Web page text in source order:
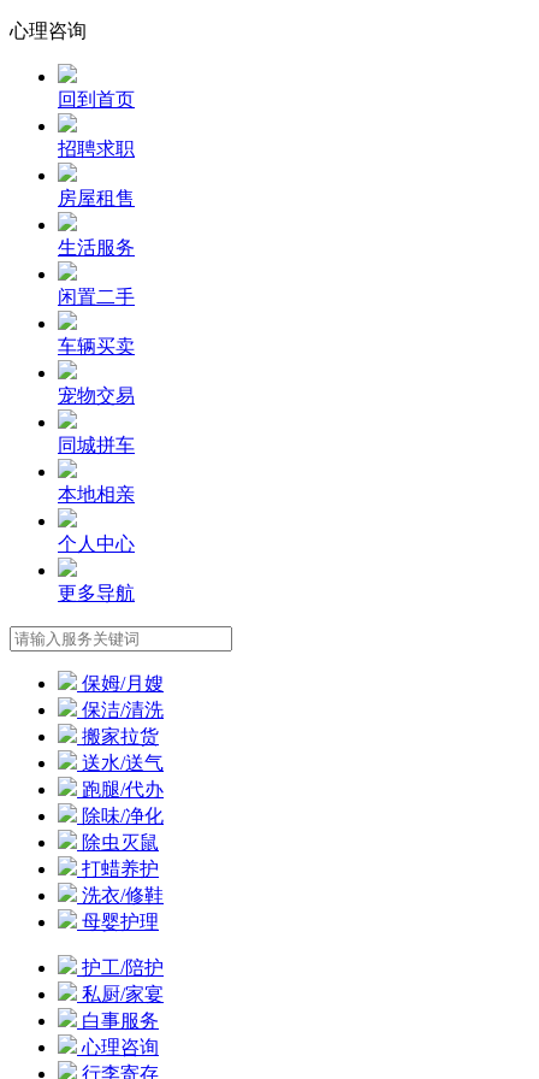
心理咨询
回到首页
招聘求职
房屋租售
生活服务
闲置二手
车辆买卖
宠物交易
同城拼车
本地相亲
个人中心
更多导航
保姆/月嫂
保洁/清洗
搬家拉货
送水/送气
跑腿/代办
除味/净化
除虫灭鼠
打蜡养护
洗衣/修鞋
母婴护理
护工/陪护
私厨/家宴
白事服务
心理咨询
行李寄存